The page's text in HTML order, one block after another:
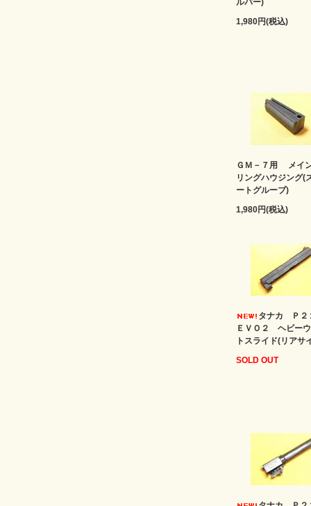
ルバー)
1,980円(税込)
ＧＭ－７用 メイ
リングハウジング(
ートグルーブ)
1,980円(税込)
タナカ Ｐ
ＥＶＯ２ ヘビー
トスライド(リアサ
SOLD OUT